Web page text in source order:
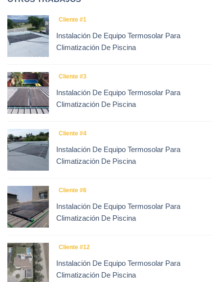
Cliente #1
Instalación De Equipo Termosolar Para
Climatización De Piscina
Cliente #3
Instalación De Equipo Termosolar Para
Climatización De Piscina
Cliente #4
Instalación De Equipo Termosolar Para
Climatización De Piscina
Cliente #6
Instalación De Equipo Termosolar Para
Climatización De Piscina
Cliente #12
Instalación De Equipo Termosolar Para
Climatización De Piscina